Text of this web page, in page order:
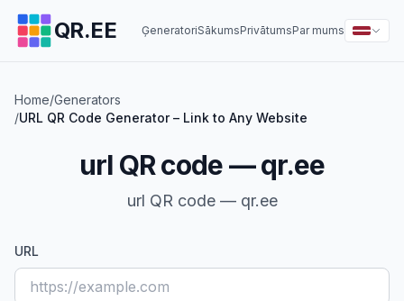
QR.EE ĢeneratoriSākumsPrivātumsPar mums
Home/Generators
/URL QR Code Generator – Link to Any Website
url QR code — qr.ee
url QR code — qr.ee
URL